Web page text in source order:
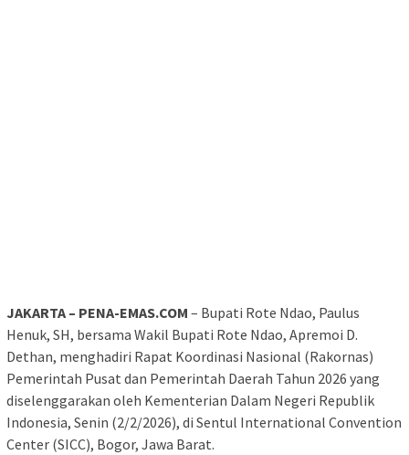
JAKARTA – PENA-EMAS.COM – Bupati Rote Ndao, Paulus
Henuk, SH, bersama Wakil Bupati Rote Ndao, Apremoi D.
Dethan, menghadiri Rapat Koordinasi Nasional (Rakornas)
Pemerintah Pusat dan Pemerintah Daerah Tahun 2026 yang
diselenggarakan oleh Kementerian Dalam Negeri Republik
Indonesia, Senin (2/2/2026), di Sentul International Convention
Center (SICC), Bogor, Jawa Barat.